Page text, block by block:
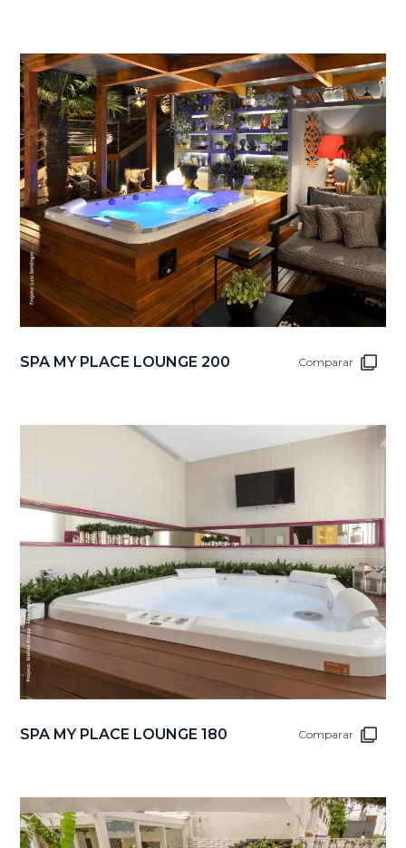
SPA MY PLACE LOUNGE 200 Comparar
SPA MY PLACE LOUNGE 180 Comparar